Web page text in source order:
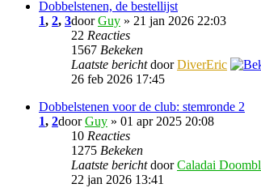
Dobbelstenen, de bestellijst
1, 2, 3doorGuy » 21 jan 2026 22:03
22 Reacties
1567 Bekeken
Laatste berichtdoorDiverEric
26 feb 2026 17:45
Dobbelstenen voor de club: stemronde 2
1, 2doorGuy » 01 apr 2025 20:08
10 Reacties
1275 Bekeken
Laatste berichtdoorCaladai
22 jan 2026 13:41